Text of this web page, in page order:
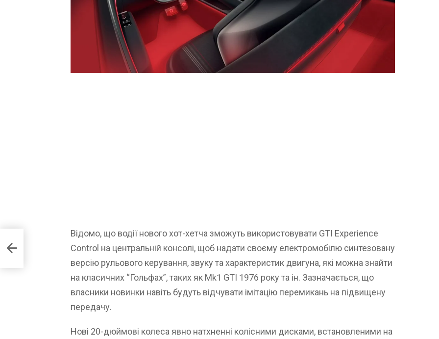
Відомо, що водії нового хот-хетча зможуть використовувати GTI Experience
Control на центральній консолі, щоб надати своєму електромобілю синтезовану
версію рульового керування, звуку та характеристик двигуна, які можна знайти
на класичних “Гольфах”, таких як Mk1 GTI 1976 року та ін. Зазначається, що
власники новинки навіть будуть відчувати імітацію перемикань на підвищену
передачу.
Нові 20-дюймові колеса явно натхненні колісними дисками, встановленими на